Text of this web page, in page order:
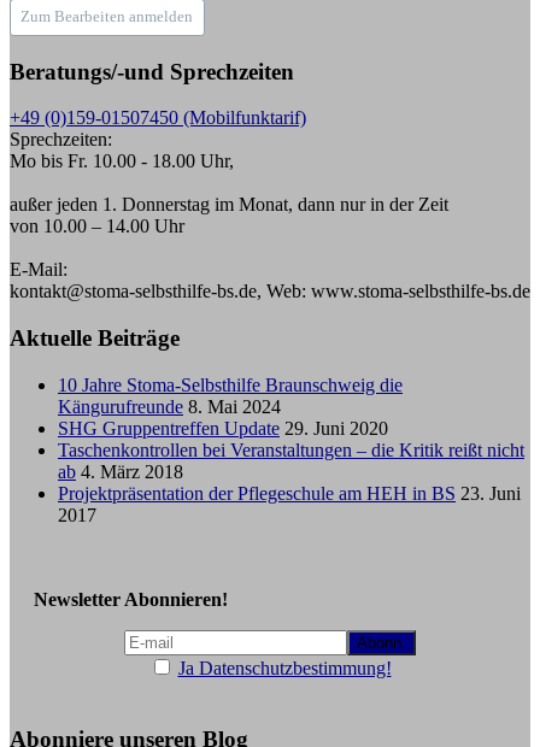
Zum Bearbeiten anmelden
Beratungs/-und Sprechzeiten
+49 (0)159-01507450 (Mobilfunktarif)
Sprechzeiten:
Mo bis Fr. 10.00 - 18.00 Uhr,
außer jeden 1. Donnerstag im Monat, dann nur in der Zeit
von 10.00 – 14.00 Uhr
E-Mail:
kontakt@stoma-selbsthilfe-bs.de, Web: www.stoma-selbsthilfe-bs.de
Aktuelle Beiträge
10 Jahre Stoma-Selbsthilfe Braunschweig die
Kängurufreunde 8. Mai 2024
SHG Gruppentreffen Update 29. Juni 2020
Taschenkontrollen bei Veranstaltungen – die Kritik reißt nicht
ab 4. März 2018
Projektpräsentation der Pflegeschule am HEH in BS 23. Juni
2017
Newsletter Abonnieren!
Ja Datenschutzbestimmung!
Abonniere unseren Blog